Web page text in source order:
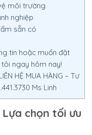
môi trường
nghiệp
sẵn có
tin hoặc muốn đặt
tôi ngay hôm nay!
HỆ MUA HÀNG – Tư
Ms Linh
chọn tối ưu